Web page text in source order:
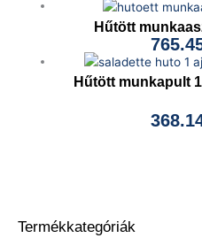
Termékkategóriák
Hűtött
Hűtött munkapult